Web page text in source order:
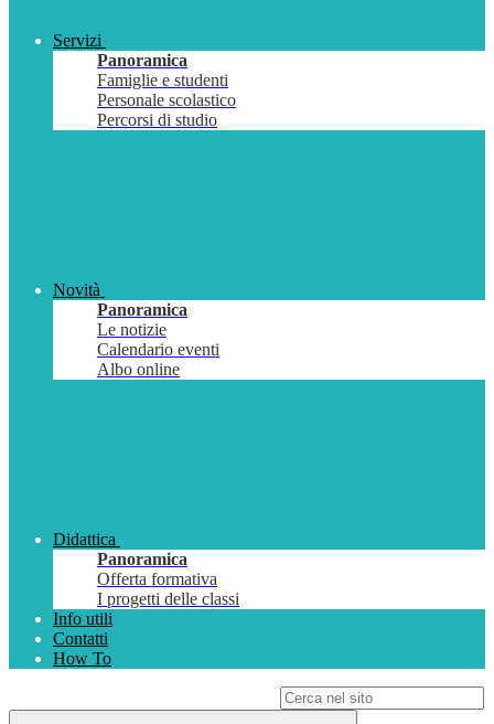
Servizi
Panoramica
Famiglie e studenti
Personale scolastico
Percorsi di studio
Novità
Panoramica
Le notizie
Calendario eventi
Albo online
Didattica
Panoramica
Offerta formativa
I progetti delle classi
Info utili
Contatti
How To